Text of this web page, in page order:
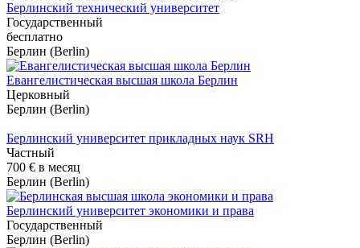
Берлинский технический университет
Государственный
бесплатно
Берлин (Berlin)
Евангелистическая высшая школа Берлин
Церковный
Берлин (Berlin)
Берлинский университет прикладных наук SRH
Частный
700 € в месяц
Берлин (Berlin)
Берлинский университет экономики и права
Государственный
Берлин (Berlin)